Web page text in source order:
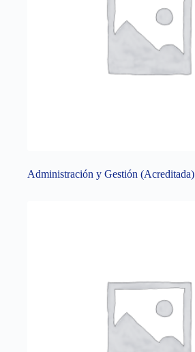
Administración y Gestión (Acreditada)